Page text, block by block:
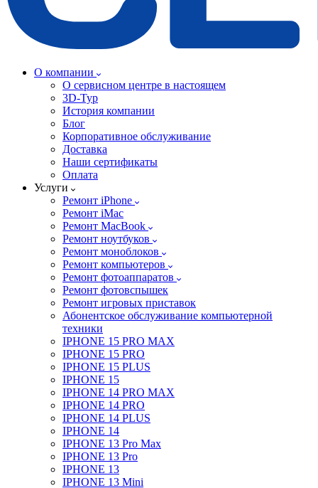
О компании
О сервисном центре в настоящем
3D-Тур
История компании
Блог
Корпоративное обслуживание
Доставка
Наши сертификаты
Оплата
Услуги
Ремонт iPhone
Ремонт iMac
Ремонт MacBook
Ремонт ноутбуков
Ремонт моноблоков
Ремонт компьютеров
Ремонт фотоаппаратов
Ремонт фотовспышек
Ремонт игровых приставок
Абонентское обслуживание компьютерной
техники
IPHONE 15 PRO MAX
IPHONE 15 PRO
IPHONE 15 PLUS
IPHONE 15
IPHONE 14 PRO MAX
IPHONE 14 PRO
IPHONE 14 PLUS
IPHONE 14
IPHONE 13 Pro Max
IPHONE 13 Pro
IPHONE 13
IPHONE 13 Mini